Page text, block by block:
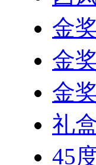
金
金
金
礼
45